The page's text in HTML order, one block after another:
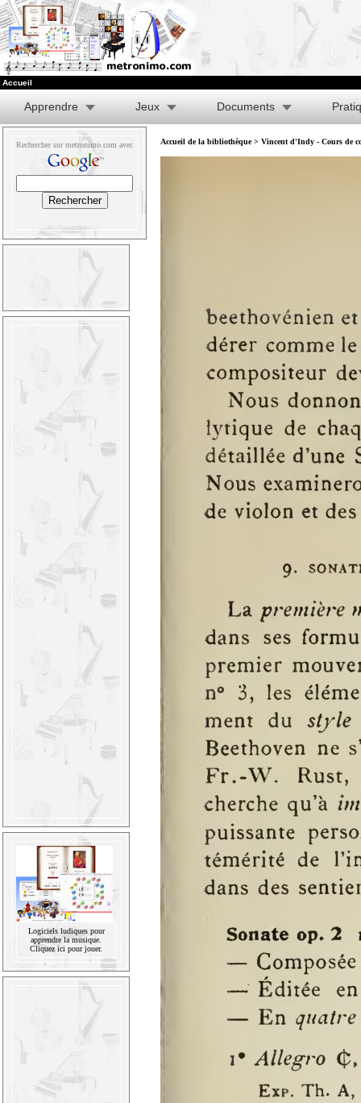
Accueil
Apprendre Jeux Documents
Rechercher sur metronimo.com avec
Logiciels ludiques pour
apprendre la musique.
Cliquez ici pour jouer.
Accueil de la bibliothèque> Vincent d'Indy - Cours de